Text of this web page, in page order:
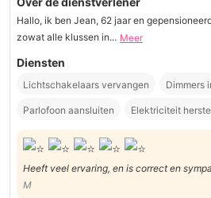
Hallo, ik ben Jean, 62 jaar en
zowat alle klussen in... Meer
Diensten
Lichtschakelaars vervangen Dimmers
Parlofoon aansluiten Elektriciteit
Heeft veel ervaring, en is correct en
M